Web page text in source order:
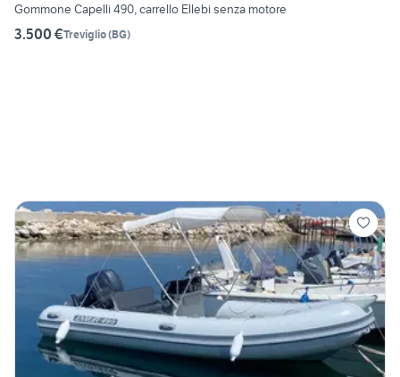
Gommone Capelli 490, carrello Ellebi senza motore
3.500 €Treviglio(BG)